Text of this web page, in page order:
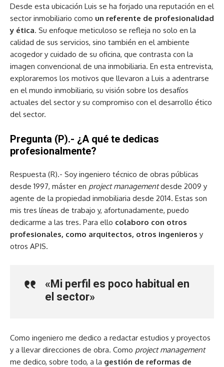
Desde esta ubicación Luis se ha forjado una reputación en el
sector inmobiliario como un referente de profesionalidad
y ética. Su enfoque meticuloso se refleja no solo en la
calidad de sus servicios, sino también en el ambiente
acogedor y cuidado de su oficina, que contrasta con la
imagen convencional de una inmobiliaria. En esta entrevista,
exploraremos los motivos que llevaron a Luis a adentrarse
en el mundo inmobiliario, su visión sobre los desafíos
actuales del sector y su compromiso con el desarrollo ético
del sector.
Pregunta (P).- ¿A qué te dedicas
profesionalmente?
Respuesta (R).- Soy ingeniero técnico de obras públicas
desde 1997, máster en project managementdesde 2009 y
agente de la propiedad inmobiliaria desde 2014. Estas son
mis tres líneas de trabajo y, afortunadamente, puedo
dedicarme a las tres. Para ello colaboro con otros
profesionales, como arquitectos, otros ingenieros y
otros APIS.
«Mi perfil es poco habitual en
el sector»
Como ingeniero me dedico a redactar estudios y proyectos
y a llevar direcciones de obra. Como project management
me dedico, sobre todo, a la gestión de reformas de